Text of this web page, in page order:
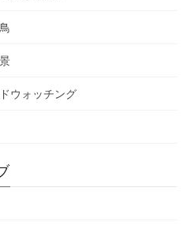
ウォッチング